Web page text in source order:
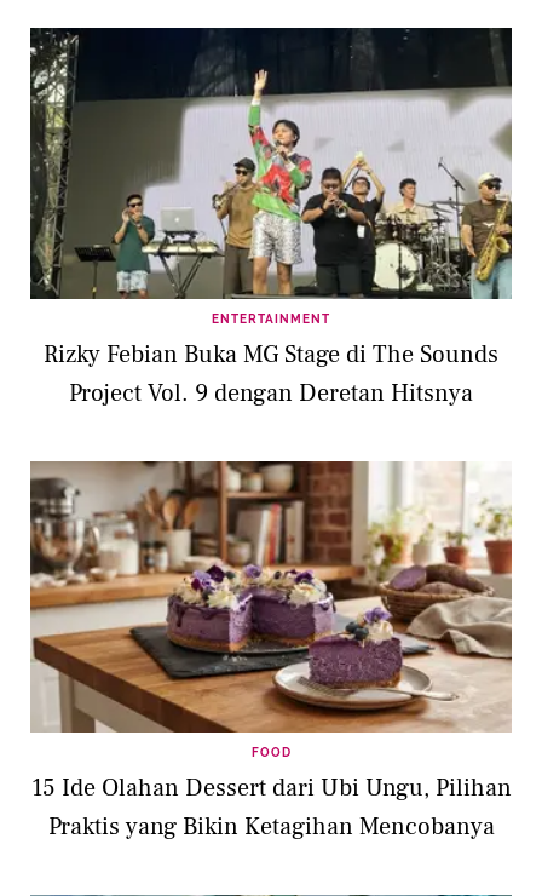
ENTERTAINMENT
Rizky Febian Buka MG Stage di The Sounds
Project Vol. 9 dengan Deretan Hitsnya
FOOD
15 Ide Olahan Dessert dari Ubi Ungu, Pilihan
Praktis yang Bikin Ketagihan Mencobanya